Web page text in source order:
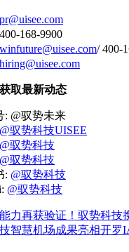
pr@uisee.com
168-9900
winfuture@uisee.com/ 400-
hiring@uisee.com
取最新动态
: @驭势未来
@驭势科技UISEE
@驭势科技
@驭势科技
: @驭势科技
@驭势科技
力再获验证！驭势科技
智慧机场成果亮相开罗